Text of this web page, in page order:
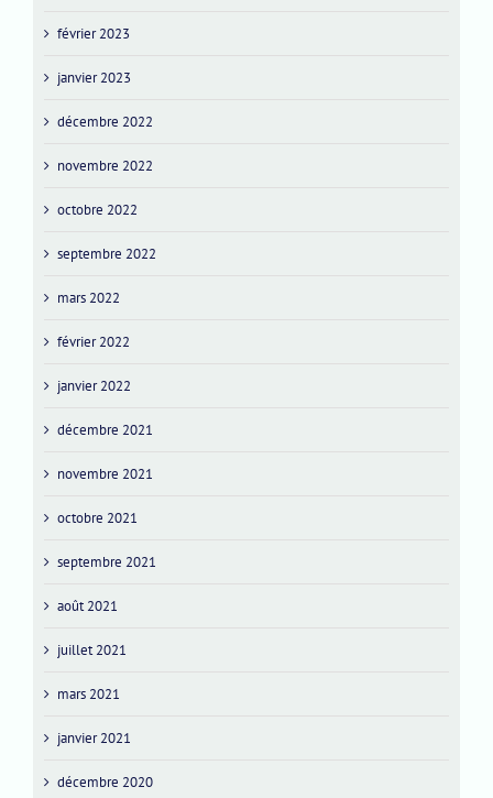
février 2023
janvier 2023
décembre 2022
novembre 2022
octobre 2022
septembre 2022
mars 2022
février 2022
janvier 2022
décembre 2021
novembre 2021
octobre 2021
septembre 2021
août 2021
juillet 2021
mars 2021
janvier 2021
décembre 2020